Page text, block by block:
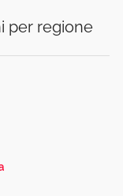
per regione